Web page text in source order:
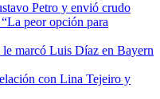
Petro y envió crudo
peor opción para
marcó Luis Díaz en Bayern
con Lina Tejeiro y